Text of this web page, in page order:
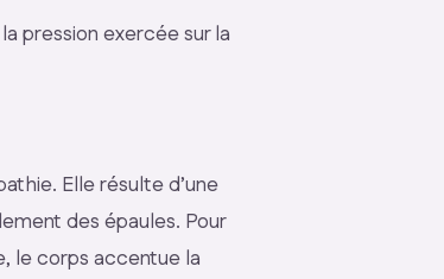
pression exercée sur la
Elle résulte d’une
des épaules. Pour
le corps accentue la